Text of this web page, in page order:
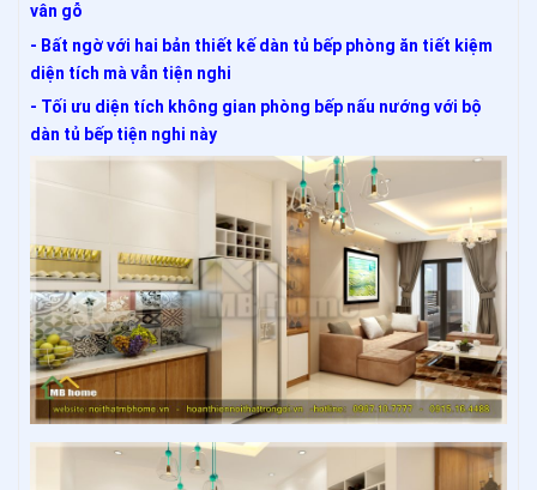
vân gỗ
- Bất ngờ với hai bản thiết kế dàn tủ bếp phòng ăn tiết kiệm
diện tích mà vẫn tiện nghi
- Tối ưu diện tích không gian phòng bếp nấu nướng với bộ
dàn tủ bếp tiện nghi này